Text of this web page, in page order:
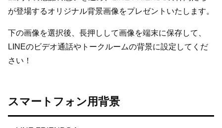
が登場するオリジナル背景画像をプレゼントいたします。
下の画像を選択後、長押しして画像を端末に保存して、
LINEのビデオ通話やトークルームの背景に設定してくだ
さい！
スマートフォン用背景